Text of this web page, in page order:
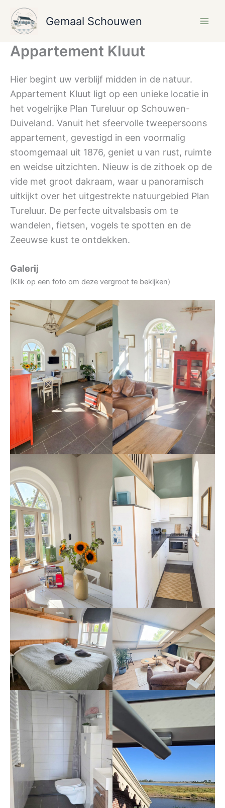
naar
inhoud
Gemaal Schouwen
Appartement Kluut
Hier begint uw verblijf midden in de natuur.
Appartement Kluut ligt op een unieke locatie in
het vogelrijke Plan Tureluur op Schouwen-
Duiveland. Vanuit het sfeervolle tweepersoons
appartement, gevestigd in een voormalig
stoomgemaal uit 1876, geniet u van rust, ruimte
en weidse uitzichten. Nieuw is de zithoek op de
vide met groot dakraam, waar u panoramisch
uitkijkt over het uitgestrekte natuurgebied Plan
Tureluur. De perfecte uitvalsbasis om te
wandelen, fietsen, vogels te spotten en de
Zeeuwse kust te ontdekken.
Galerij
(Klik op een foto om deze vergroot te bekijken)